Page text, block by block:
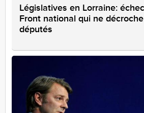
Législatives en Lorraine:
Front national qui ne
députés